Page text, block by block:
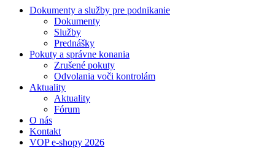
Dokumenty a služby pre podnikanie
Dokumenty
Služby
Prednášky
Pokuty a správne konania
Zrušené pokuty
Odvolania voči kontrolám
Aktuality
Aktuality
Fórum
O nás
Kontakt
VOP e-shopy 2026